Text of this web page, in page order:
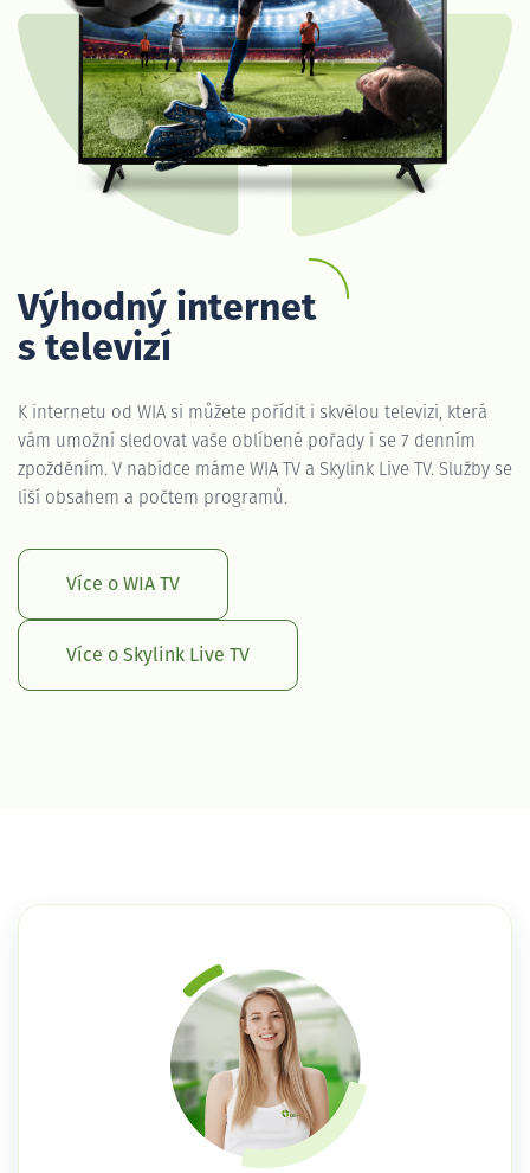
Výhodný internet
s televizí
K internetu od WIA si můžete pořídit i skvělou televizi, která
vám umožní sledovat vaše oblíbené pořady i se 7 denním
zpožděním. V nabídce máme WIA TV a Skylink Live TV. Služby se
liší obsahem a počtem programů.
Více o WIA TV
Více o Skylink Live TV